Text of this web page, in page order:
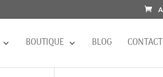
BOUTIQUE BLOG CONTACT